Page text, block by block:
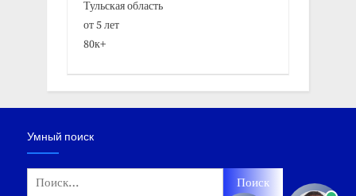
Тульская область
от 5 лет
80к+
Умный поиск
Найти: